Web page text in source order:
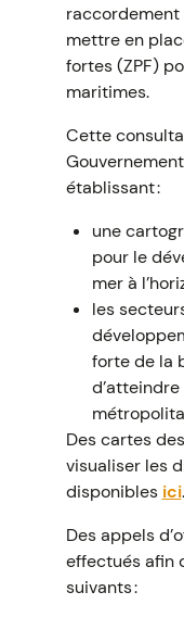
mettre en
fortes (ZPF)
maritimes.
Cette
établissant :
une
pour le
mer à
les
forte de la
Des cartes
visualiser les
disponibles ici.
Des appels
effectués afin
suivants :